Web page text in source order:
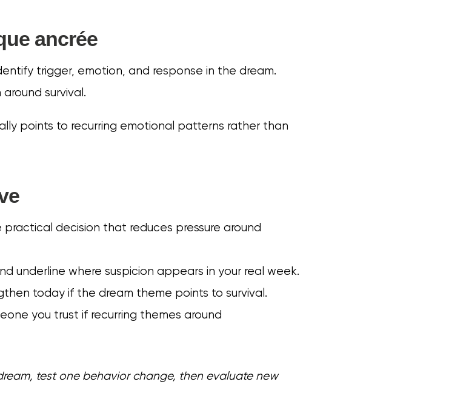
ancrée
trigger, emotion, and response in the dream.
survival.
points to recurring emotional patterns rather than
decision that reduces pressure around
underline where suspicion appears in your real week.
today if the dream theme points to survival.
you trust if recurring themes around
test one behavior change, then evaluate new